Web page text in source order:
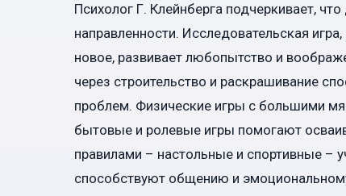
Психолог Г. Клейнберга подчеркивает,
направленности. Исследовательская
новое, развивает любопытство и
через строительство и раскрашивание
проблем. Физические игры с большими
бытовые и ролевые игры помогают
правилами – настольные и спортивные –
способствуют общению и